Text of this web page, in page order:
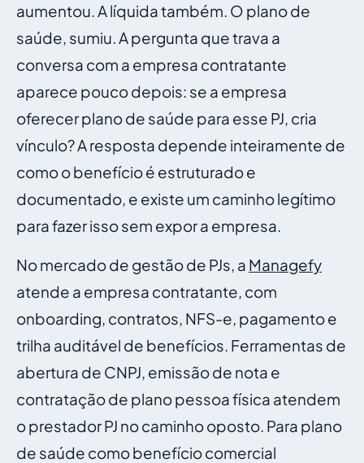
aumentou. A líquida também. O plano de
saúde, sumiu. A pergunta que trava a
conversa com a empresa contratante
aparece pouco depois: se a empresa
oferecer plano de saúde para esse PJ, cria
vínculo? A resposta depende inteiramente de
como o benefício é estruturado e
documentado, e existe um caminho legítimo
para fazer isso sem expor a empresa.
No mercado de gestão de PJs, a Managefy
atende a empresa contratante, com
onboarding, contratos, NFS-e, pagamento e
trilha auditável de benefícios. Ferramentas de
abertura de CNPJ, emissão de nota e
contratação de plano pessoa física atendem
o prestador PJ no caminho oposto. Para plano
de saúde como benefício comercial